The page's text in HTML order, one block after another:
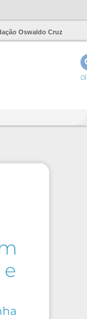
Oswaldo Cruz